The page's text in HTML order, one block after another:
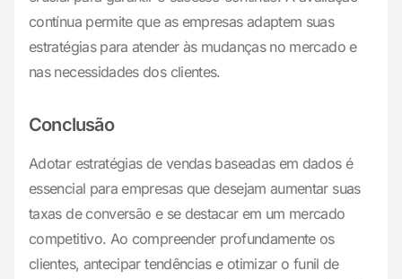
contínua permite que as empresas adaptem suas
estratégias para atender às mudanças no mercado e
nas necessidades dos clientes.
Conclusão
Adotar estratégias de vendas baseadas em dados é
essencial para empresas que desejam aumentar suas
taxas de conversão e se destacar em um mercado
competitivo. Ao compreender profundamente os
clientes, antecipar tendências e otimizar o funil de